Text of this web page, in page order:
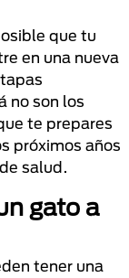
que tu
en una nueva
no son los
te prepares
próximos años
salud.
gato a
tener una